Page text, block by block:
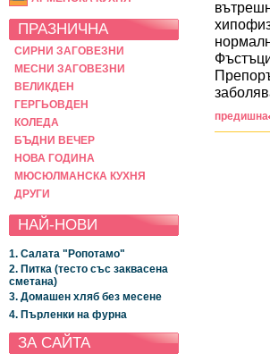
ПРАЗНИЧНА
СИРНИ ЗАГОВЕЗНИ
МЕСНИ ЗАГОВЕЗНИ
ВЕЛИКДЕН
ГЕРГЬОВДЕН
КОЛЕДА
БЪДНИ ВЕЧЕР
НОВА ГОДИНА
МЮСЮЛМАНСКА КУХНЯ
ДРУГИ
НАЙ-НОВИ
1. Салата "Ропотамо"
2. Питка (тесто със заквасена
сметана)
3. Домашен хляб без месене
4. Пърленки на фурна
ЗА САЙТА
предишна